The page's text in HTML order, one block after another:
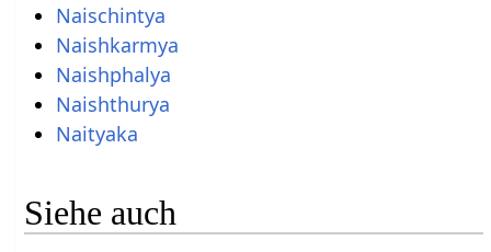
Naischintya
Naishkarmya
Naishphalya
Naishthurya
Naityaka
Siehe auch